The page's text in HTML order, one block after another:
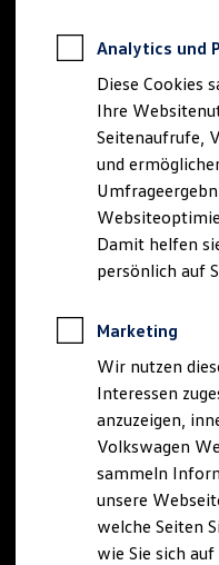
Behörden
Anpfiff zum
Elektromobilität
Elektroautos
ID. Tutorials
ID.
Reichweite
Laden
Laden
Batterie
Sicherheit
Kosten und Kauf
Analytics und
Diese Cookies
Ihre
Seitenaufrufe,
und
Damit helfen
persönlich auf
Marketing
Wir nutzen
Interessen
anzuzeigen,
Volkswagen
sammeln
unsere
welche Seiten
wie Sie sich